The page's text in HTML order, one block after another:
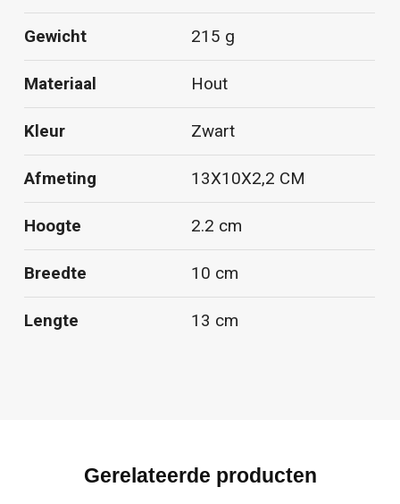
Gewicht 215 g
Materiaal Hout
Kleur Zwart
Afmeting 13X10X2,2 CM
Hoogte 2.2 cm
Breedte 10 cm
Lengte 13 cm
Gerelateerde producten